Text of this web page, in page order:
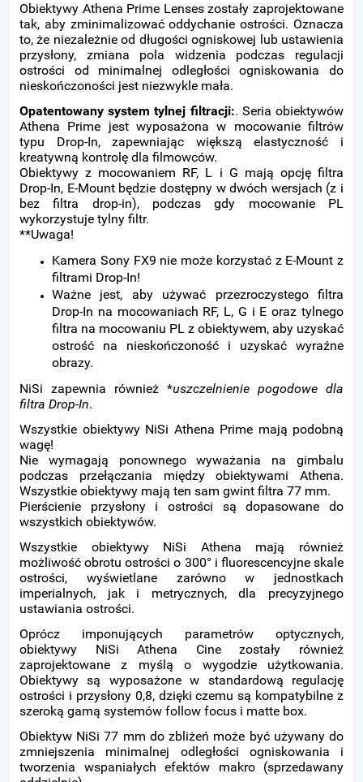
Obiektywy Athena Prime Lenses zostały zaprojektowane
tak, aby zminimalizować oddychanie ostrości. Oznacza
to, że niezależnie od długości ogniskowej lub ustawienia
przysłony, zmiana pola widzenia podczas regulacji
ostrości od minimalnej odległości ogniskowania do
nieskończoności jest niezwykle mała.
Opatentowany system tylnej filtracji:. Seria obiektywów
Athena Prime jest wyposażona w mocowanie filtrów
typu Drop-In, zapewniając większą elastyczność i
kreatywną kontrolę dla filmowców.
Obiektywy z mocowaniem RF, L i G mają opcję filtra
Drop-In, E-Mount będzie dostępny w dwóch wersjach (z i
bez filtra drop-in), podczas gdy mocowanie PL
wykorzystuje tylny filtr.
**Uwaga!
Kamera Sony FX9 nie może korzystać z E-Mount z
filtrami Drop-In!
Ważne jest, aby używać przezroczystego filtra
Drop-In na mocowaniach RF, L, G i E oraz tylnego
filtra na mocowaniu PL z obiektywem, aby uzyskać
ostrość na nieskończoność i uzyskać wyraźne
obrazy.
NiSi zapewnia również *uszczelnienie pogodowe dla
filtra Drop-In.
Wszystkie obiektywy NiSi Athena Prime mają podobną
wagę!
Nie wymagają ponownego wyważania na gimbalu
podczas przełączania między obiektywami Athena.
Wszystkie obiektywy mają ten sam gwint filtra 77 mm.
Pierścienie przysłony i ostrości są dopasowane do
wszystkich obiektywów.
Wszystkie obiektywy NiSi Athena mają również
możliwość obrotu ostrości o 300° i fluorescencyjne skale
ostrości, wyświetlane zarówno w jednostkach
imperialnych, jak i metrycznych, dla precyzyjnego
ustawiania ostrości.
Oprócz imponujących parametrów optycznych,
obiektywy NiSi Athena Cine zostały również
zaprojektowane z myślą o wygodzie użytkowania.
Obiektywy są wyposażone w standardową regulację
ostrości i przysłony 0,8, dzięki czemu są kompatybilne z
szeroką gamą systemów follow focus i matte box.
Obiektyw NiSi 77 mm do zbliżeń może być używany do
zmniejszenia minimalnej odległości ogniskowania i
tworzenia wspaniałych efektów makro (sprzedawany